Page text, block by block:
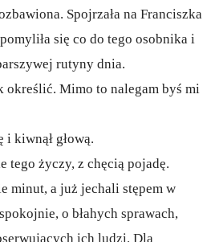
Spojrzała na Franciszka
się co do tego osobnika i
rutyny dnia.
Mimo to nalegam byś mi
i kiwnął głową.
tego życzy, z chęcią pojadę.
minut, a już jechali stępem w
o błahych sprawach,
ich ludzi. Dla